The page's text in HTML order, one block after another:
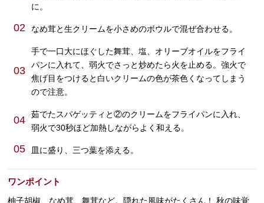
に。
02 なめ茸と生クリームを小さめのボウルで混ぜ合わせる。
03
手で一口大にほぐした舞茸、塩、オリーブオイルをフライ
パンに入れて、弱火でさっと炒めたら火を止める。強火で
焦げ目をつけると白いクリームの色が茶色くなってしまう
ので注意。
04
茹でたスパゲッティと②のクリームをフライパンに入れ、
弱火で30秒ほど加熱しながらよく和える。
05 皿に盛り、三つ葉を添える。
ワンポイント
柚子胡椒、なめ茸、舞茸など。隠れた風味がたくさん！ 秋の味覚